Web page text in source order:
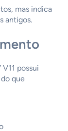
mas indica
antigos.
possui
do que